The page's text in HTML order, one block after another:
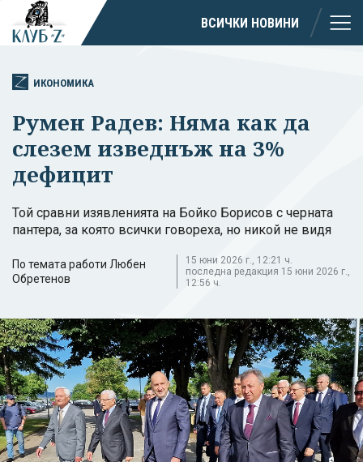
ВСИЧКИ НОВИНИ
ИКОНОМИКА
Румен Радев: Няма как да
слезем изведнъж на 3%
дефицит
Той сравни изявленията на Бойко Борисов с черната
пантера, за която всички говореха, но никой не видя
По темата работи Любен
Обретенов
15 юни 2026 г., 12:21 ч.
последна редакция 15 юни 2026 г.,
12:56 ч.